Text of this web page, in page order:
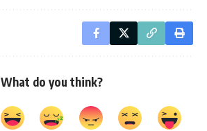
What do you think?